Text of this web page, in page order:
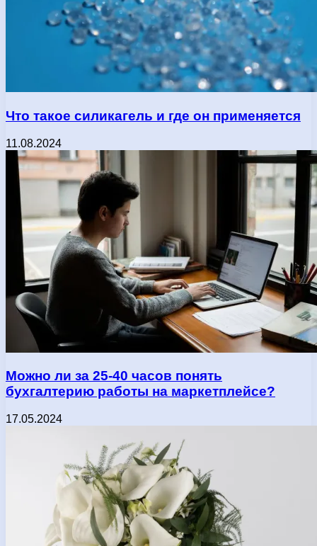
Что такое силикагель и где он применяется
11.08.2024
Можно ли за 25-40 часов понять
бухгалтерию работы на маркетплейсе?
17.05.2024